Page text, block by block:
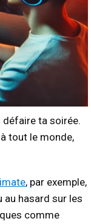
défaire ta soirée.
tout le monde,
, par exemple,
au hasard sur les
comme